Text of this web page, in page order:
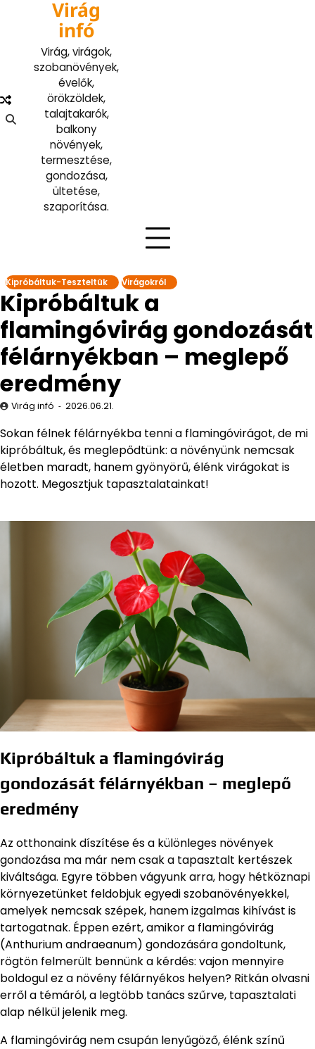
Virág
infó
Virág, virágok,
szobanövények,
évelők,
örökzöldek,
talajtakarók,
balkony
növények,
termesztése,
gondozása,
ültetése,
szaporítása.
Kipróbáltuk-Teszteltük Virágokról
Kipróbáltuk a
flamingóvirág gondozását
félárnyékban – meglepő
eredmény
Virág infó 2026.06.21.
Sokan félnek félárnyékba tenni a flamingóvirágot, de mi
kipróbáltuk, és meglepődtünk: a növényünk nemcsak
életben maradt, hanem gyönyörű, élénk virágokat is
hozott. Megosztjuk tapasztalatainkat!
Kipróbáltuk a flamingóvirág
gondozását félárnyékban – meglepő
eredmény
Az otthonaink díszítése és a különleges növények
gondozása ma már nem csak a tapasztalt kertészek
kiváltsága. Egyre többen vágyunk arra, hogy hétköznapi
környezetünket feldobjuk egyedi szobanövényekkel,
amelyek nemcsak szépek, hanem izgalmas kihívást is
tartogatnak. Éppen ezért, amikor a flamingóvirág
(Anthurium andraeanum) gondozására gondoltunk,
rögtön felmerült bennünk a kérdés: vajon mennyire
boldogul ez a növény félárnyékos helyen? Ritkán olvasni
erről a témáról, a legtöbb tanács szűrve, tapasztalati
alap nélkül jelenik meg.
A flamingóvirág nem csupán lenyűgöző, élénk színű